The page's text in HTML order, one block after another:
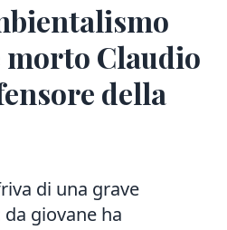
morto Claudio
della
di una grave
giovane ha